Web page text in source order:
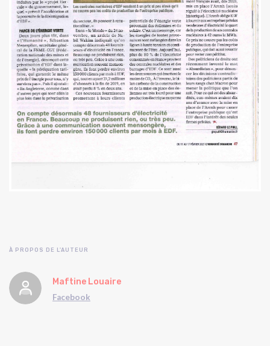
À PROPOS DE L'AUTEUR
Maftine Louaire
Facebook